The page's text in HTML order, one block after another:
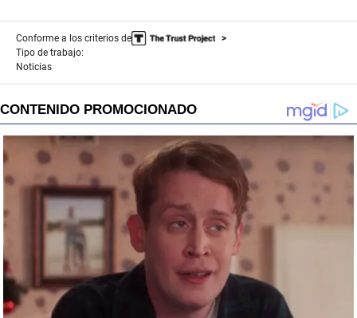
Conforme a los criterios de
Tipo de trabajo:
Noticias